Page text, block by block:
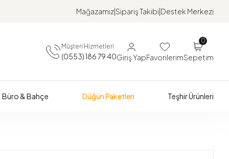
MağazamızSipariş Takibi Destek Merkezi
Müşteri Hizmetleri
(0553) 186 79 40Giriş YapFavorilerim
0
Sepetim
Büro & Bahçe Düğün Paketleri Teşhir Ürünleri